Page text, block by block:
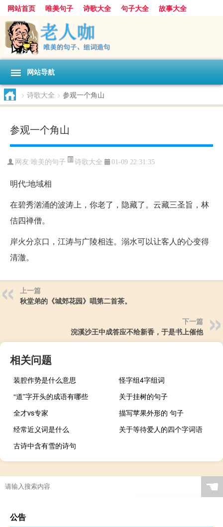
网站首页 唯美句子 诗歌大全 句子大全
故事大全
人生感悟
其他美文 美文欣赏
感人故事
句子分类
网站导航
> 诗歌大全 > 参观一个角山
参观一个角山
网友: 唯美的句子 诗歌大全 01-09 22:31:35
明代:地域相
在碧秀汹涌的波涛上，你老了，隐藏了。云藏三圣旨，林
佶四禅僧。
岸火分京口，江涛与广陵相连。溺水可以让客人的心变得
清澈。
上一篇
秋堂弟的《城郊花园》唱第二首茶。
下一篇
浣溪沙王中成答应不给新香，于是书上催他
相关问题
装腔作势是什么意思
怪字组4字组词
“道”字开头的成语有哪些
关于挂树的句子
全才vs专家
描写苹果外形的 句子
经常近义词是什么
关于等待爱人的四个字词语
古诗中含有雪的诗句
☚
公告